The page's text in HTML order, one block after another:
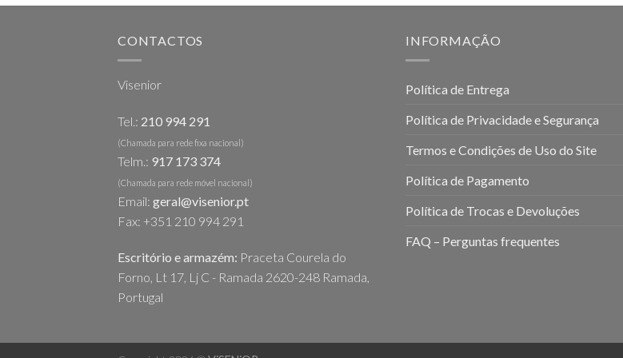
CONTACTOS
Visenior
Tel.: 210 994 291
(Chamada para rede fixa nacional)
Telm.: 917 173 374
(Chamada para rede móvel nacional)
Email: geral@visenior.pt
Fax: +351 210 994 291
Escritório e armazém: Praceta Courela do
Forno, Lt 17, Lj C - Ramada 2620-248 Ramada,
Portugal
INFORMAÇÃO
Política de Entrega
Política de Privacidade e Segurança
Termos e Condições de Uso do Site
Política de Pagamento
Política de Trocas e Devoluções
FAQ – Perguntas frequentes